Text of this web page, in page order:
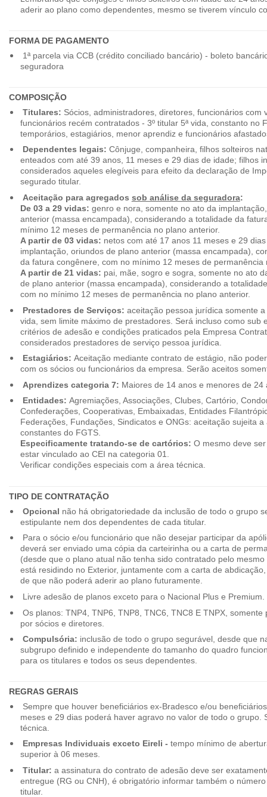
aderir ao plano como dependentes, mesmo se tiverem vínculo
FORMA DE PAGAMENTO
1ª parcela via CCB (crédito conciliado bancário) - boleto
seguradora
COMPOSIÇÃO
Titulares: Sócios, administradores, diretores, funcionários com
funcionários recém contratados - 3º titular 5ª vida, constanto no
temporários, estagiários, menor aprendiz e funcionários
Dependentes legais: Cônjuge, companheira, filhos solteiros
enteados com até 39 anos, 11 meses e 29 dias de idade; filhos
considerados aqueles elegíveis para efeito da declaração de
segurado titular.
Aceitação para agregados sob análise da seguradora:
De 03 a 29 vidas: genro e nora, somente no ato da
anterior (massa encampada), considerando a totalidade da
mínimo 12 meses de permanência no plano anterior.
A partir de 03 vidas: netos com até 17 anos 11 meses e 29
implantação, oriundos de plano anterior (massa encampada),
da fatura congênere, com no mínimo 12 meses de permanência
A partir de 21 vidas: pai, mãe, sogro e sogra, somente no ato
de plano anterior (massa encampada), considerando a
com no mínimo 12 meses de permanência no plano anterior.
Prestadores de Serviços: aceitação pessoa jurídica somente a
vida, sem limite máximo de prestadores. Será incluso como sub
critérios de adesão e condições praticados pela Empresa
considerados prestadores de serviço pessoa jurídica.
Estagiários: Aceitação mediante contrato de estágio, não
com os sócios ou funcionários da empresa. Serão aceitos
Aprendizes categoria 7: Maiores de 14 anos e menores de 24
Entidades: Agremiações, Associações, Clubes, Cartório,
Confederações, Cooperativas, Embaixadas, Entidades
Federações, Fundações, Sindicatos e ONGs: aceitação sujeita
constantes do FGTS.
Especificamente tratando-se de cartórios: O mesmo deve
estar vinculado ao CEI na categoria 01.
Verificar condições especiais com a área técnica.
TIPO DE CONTRATAÇÃO
Opcional não há obrigatoriedade da inclusão de todo o grupo
estipulante nem dos dependentes de cada titular.
Para o sócio e/ou funcionário que não desejar participar da
deverá ser enviado uma cópia da carteirinha ou a carta de
(desde que o plano atual não tenha sido contratado pelo
está residindo no Exterior, juntamente com a carta de
de que não poderá aderir ao plano futuramente.
Livre adesão de planos exceto para o Nacional Plus e Premium.
Os planos: TNP4, TNP6, TNP8, TNC6, TNC8 E TNPX,
por sócios e diretores.
Compulsória: inclusão de todo o grupo segurável, desde que
subgrupo definido e independente do tamanho do quadro
para os titulares e todos os seus dependentes.
REGRAS GERAIS
Sempre que houver beneficiários ex-Bradesco e/ou
meses e 29 dias poderá haver agravo no valor de todo o grupo.
técnica.
Empresas Individuais exceto Eireli - tempo mínimo de
superior à 06 meses.
Titular: a assinatura do contrato de adesão deve ser
entregue (RG ou CNH), é obrigatório informar também o
titular.